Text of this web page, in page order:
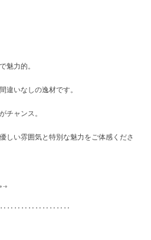
魅力的。
違いなしの逸材です。
チャンス。
しい雰囲気と特別な魅力をご体感くださ
.｡